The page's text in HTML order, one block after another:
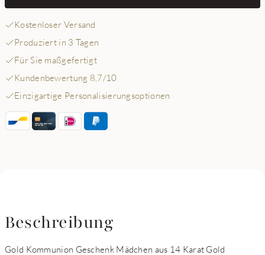
Kostenloser Versand
Produziert in 3 Tagen
Für Sie maßgefertigt
Kundenbewertung 8,7/10
Einzigartige Personalisierungsoptionen
Beschreibung
Gold Kommunion Geschenk Mädchen aus 14 Karat Gold